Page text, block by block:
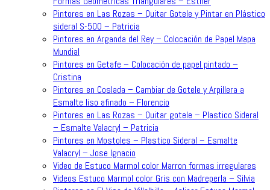
Pintores en Las Rozas – Quitar Gotele y Pintar en Plástico
sideral S-500 – Patricia
Pintores en Arganda del Rey – Colocación de Papel Mapa
Mundial
Pintores en Getafe – Colocación de papel pintado –
Cristina
Pintores en Coslada – Cambiar de Gotele y Arpillera a
Esmalte liso afinado – Florencio
Pintores en Las Rozas – Quitar gotele – Plastico Sideral
– Esmalte Valacryl – Patricia
Pintores en Mostoles – Plastico Sideral – Esmalte
Valacryl – Jose Ignacio
Video de Estuco Marmol color Marron formas irregulares
Videos Estuco Marmol color Gris con Madreperla – Silvia